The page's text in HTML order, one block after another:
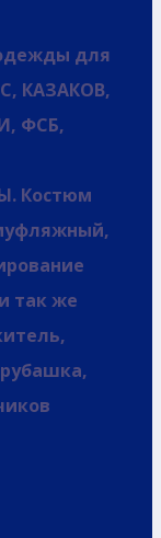
для
КАЗАКОВ,
ФСБ,
Костюм
так же